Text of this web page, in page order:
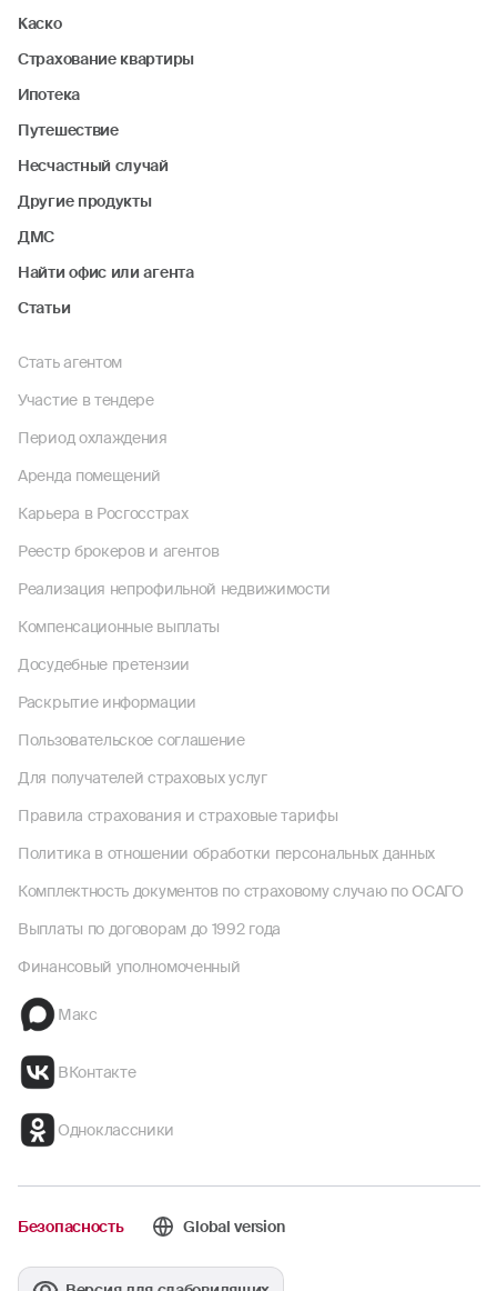
Каско
Страхование квартиры
Ипотека
Путешествие
Несчастный случай
Другие продукты
ДМС
Найти офис или агента
Статьи
Стать агентом
Участие в тендере
Период охлаждения
Аренда помещений
Карьера в Росгосстрах
Реестр брокеров и агентов
Реализация непрофильной недвижимости
Компенсационные выплаты
Досудебные претензии
Раскрытие информации
Пользовательское соглашение
Для получателей страховых услуг
Правила страхования и страховые тарифы
Политика в отношении обработки персональных данных
Комплектность документов по страховому случаю по ОСАГО
Выплаты по договорам до 1992 года
Финансовый уполномоченный
Макс
ВКонтакте
Одноклассники
Безопасность Global version